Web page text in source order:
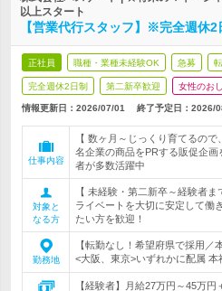
以上スタート
【営業代行スタッフ】※完全週休
正社員 職種・業種未経験OK 急募
完全週休2日制 第二新卒歓迎 女性のお
情報更新日：2026/07/01 終了予定日： 2026/
仕事内容
【 数ヶ月～じっくり育てるの
名企業の商品をPRする販促企
者が多数活躍中
対象と
なる方
【 未経験・第二新卒～経験者
ライベートを大切に安定して働
たい方を歓迎！
勤務地
【転勤なし！希望府県で採用／
<大阪、東京>いずれかに配属 本
【経験者】月給27万円～45万